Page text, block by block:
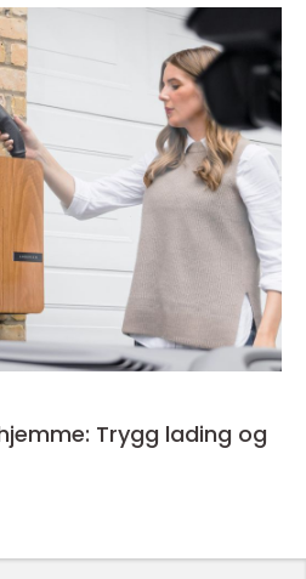
Trygg lading og